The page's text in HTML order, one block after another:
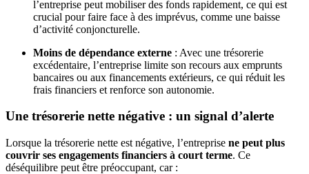
l’entreprise peut mobiliser des fonds rapidement, ce qui est
crucial pour faire face à des imprévus, comme une baisse
d’activité conjoncturelle.
Moins de dépendance externe : Avec une trésorerie
excédentaire, l’entreprise limite son recours aux emprunts
bancaires ou aux financements extérieurs, ce qui réduit les
frais financiers et renforce son autonomie.
Une trésorerie nette négative : un signal d’alerte
Lorsque la trésorerie nette est négative, l’entreprise ne peut plus
couvrir ses engagements financiers à court terme. Ce
déséquilibre peut être préoccupant, car :